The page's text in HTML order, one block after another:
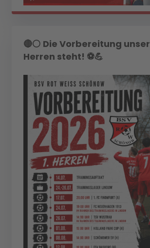
🔴⚪ Die Vorbereitung
Herren steht! ⚽💪